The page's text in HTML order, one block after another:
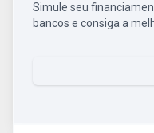
Simule seu
bancos e consiga a